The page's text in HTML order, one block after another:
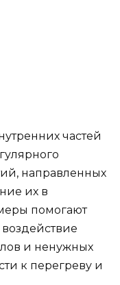
частей
направленных
их в
помогают
и ненужных
к перегреву и